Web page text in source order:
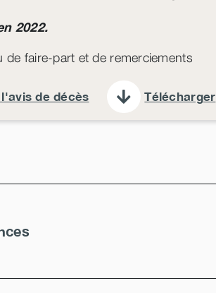
2022.
de faire-part et de remerciements
de décès Télécharger